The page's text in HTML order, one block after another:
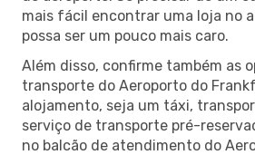
mais fácil encontrar uma loja no
possa ser um pouco mais caro.
Além disso, confirme também as
transporte do Aeroporto do
alojamento, seja um táxi,
serviço de transporte pré-
no balcão de atendimento do